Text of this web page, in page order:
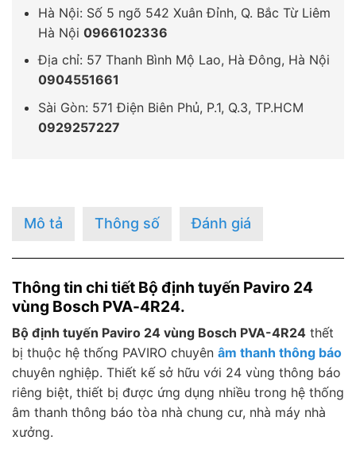
Hà Nội: Số 5 ngõ 542 Xuân Đỉnh, Q. Bắc Từ Liêm
Hà Nội 0966102336
Địa chỉ: 57 Thanh Bình Mộ Lao, Hà Đông, Hà Nội
0904551661
Sài Gòn: 571 Điện Biên Phủ, P.1, Q.3, TP.HCM
0929257227
Mô tả Thông số Đánh giá
Thông tin chi tiết Bộ định tuyến Paviro 24
vùng Bosch PVA-4R24.
Bộ định tuyến Paviro 24 vùng Bosch PVA-4R24 thết
bị thuộc hệ thống PAVIRO chuyên âm thanh thông báo
chuyên nghiệp. Thiết kế sở hữu với 24 vùng thông báo
riêng biệt, thiết bị được ứng dụng nhiều trong hệ thống
âm thanh thông báo tòa nhà chung cư, nhà máy nhà
xưởng.